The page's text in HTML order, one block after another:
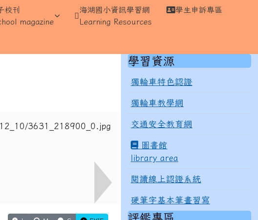
校刊
magazine
海湖國小資訊學習網
Learning Resources
學生申訴專區
右邊區域內容
學習資源
獨輪車特色認證
獨輪車教學網
交通安全教育網
圖書館
library area
閱讀線上認證系統
硬筆字基本筆畫習寫
評鑑專區